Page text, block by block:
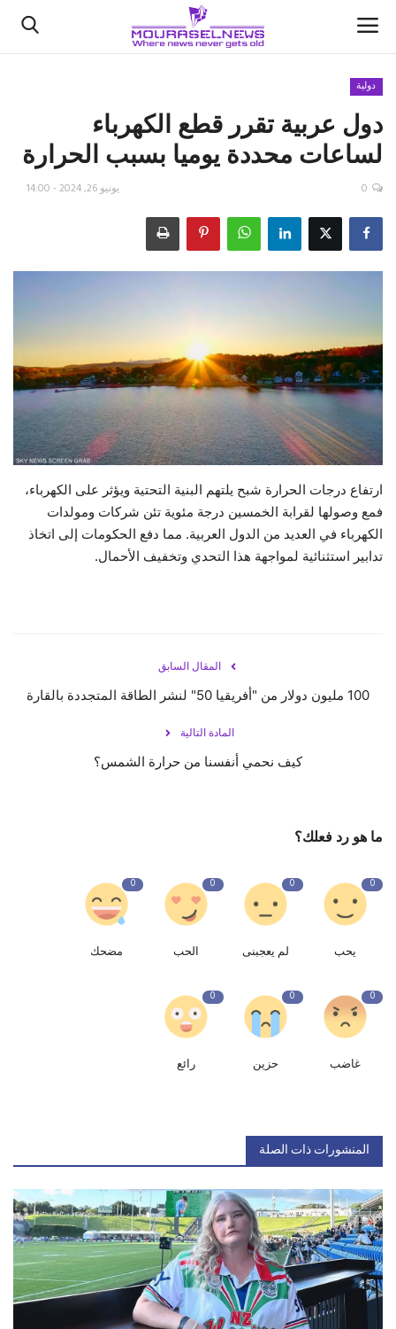
الأخبار
كتّابنا
اقتصاد
رياضة
فيديو
حياة
دولية
دول عربية تقرر قطع الكهرباء
لساعات محددة يوميا بسبب الحرارة
يونيو 26, 2024 - 14:00 0
ارتفاع درجات الحرارة شبح يلتهم البنية التحتية ويؤثر على الكهرباء،
فمع وصولها لقرابة الخمسين درجة مئوية تئن شركات ومولدات
الكهرباء في العديد من الدول العربية. مما دفع الحكومات إلى اتخاذ
تدابير استثنائية لمواجهة هذا التحدي وتخفيف الأحمال.
المقال السابق
100 مليون دولار من "أفريقيا 50" لنشر الطاقة المتجددة بالقارة
المادة التالية
كيف نحمي أنفسنا من حرارة الشمس؟
ما هو رد فعلك؟
0
يحب
0
لم يعجبنى
0
الحب
0
مضحك
0
غاضب
0
حزين
0
رائع
المنشورات ذات الصلة